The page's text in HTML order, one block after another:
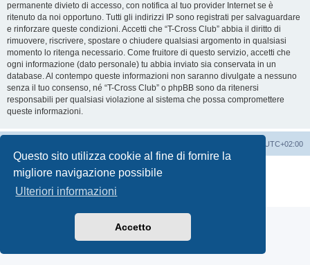
Questo sito utilizza cookie al fine di fornire la
migliore navigazione possibile
Ulteriori informazioni
Accetto
permanente divieto di accesso, con notifica al tuo provider Internet se è
ritenuto da noi opportuno. Tutti gli indirizzi IP sono registrati per salvaguardare
e rinforzare queste condizioni. Accetti che “T-Cross Club” abbia il diritto di
rimuovere, riscrivere, spostare o chiudere qualsiasi argomento in qualsiasi
momento lo ritenga necessario. Come fruitore di questo servizio, accetti che
ogni informazione (dato personale) tu abbia inviato sia conservata in un
database. Al contempo queste informazioni non saranno divulgate a nessuno
senza il tuo consenso, né “T-Cross Club” o phpBB sono da ritenersi
responsabili per qualsiasi violazione al sistema che possa compromettere
queste informazioni.
UTC+02:00
Creato da
® Forum Software © phpBB Limited
Traduzione Italiana